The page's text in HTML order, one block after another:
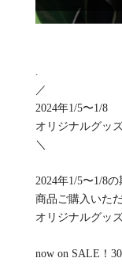
／
2024年1/5〜1/8
オリジナルグッ
＼
2024年1/5〜1/8の
商品ご購入いた
オリジナルグッ
now on SALE！